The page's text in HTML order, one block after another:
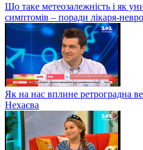
Що таке метеозалежність і як
симптомів – поради лікаря-
Як на нас вплине ретроградна
Нехаєва